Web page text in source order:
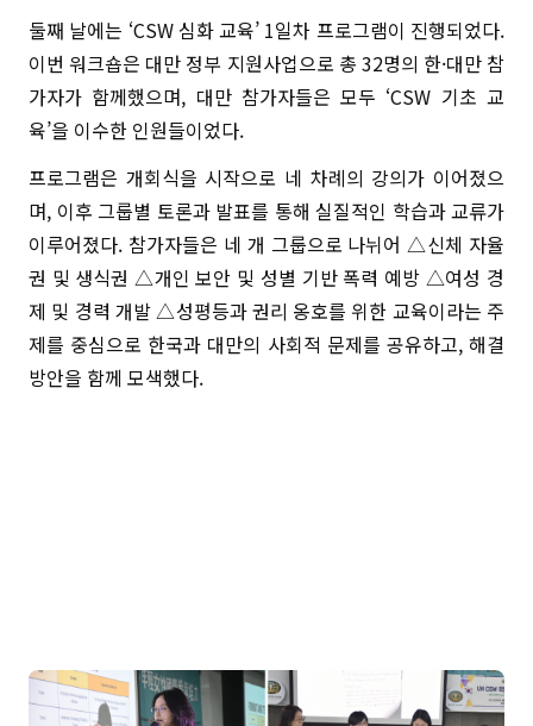
둘째 날에는 ‘CSW 심화 교육’ 1일차 프로그램이 진행되었다.
이번 워크숍은 대만 정부 지원사업으로 총 32명의 한·대만 참
가자가 함께했으며, 대만 참가자들은 모두 ‘CSW 기초 교
육’을 이수한 인원들이었다.
프로그램은 개회식을 시작으로 네 차례의 강의가 이어졌으
며, 이후 그룹별 토론과 발표를 통해 실질적인 학습과 교류가
이루어졌다. 참가자들은 네 개 그룹으로 나뉘어 △신체 자율
권 및 생식권 △개인 보안 및 성별 기반 폭력 예방 △여성 경
제 및 경력 개발 △성평등과 권리 옹호를 위한 교육이라는 주
제를 중심으로 한국과 대만의 사회적 문제를 공유하고, 해결
방안을 함께 모색했다.